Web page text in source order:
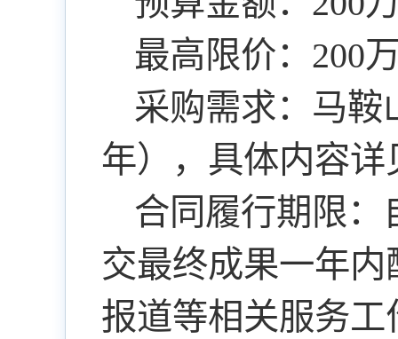
最高限价：200
采购需求：马鞍
年），具体内容
合同履行期限：
交最终成果一年
报道等相关服务工